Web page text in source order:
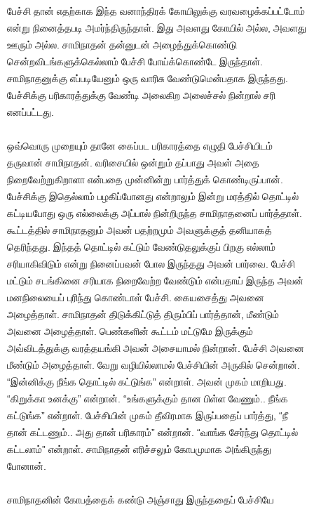
பேச்சி தான் எதற்காக இந்த வனாந்திரக் கோயிலுக்கு வரவழைக்கப்பட்டோம்
என்று நினைத்தபடி அமர்ந்திருந்தாள். இது அவளது கோயில் அல்ல, அவளது
ஊரும் அல்ல. சாமிநாதன் தன்னுடன் அழைத்துக்கொண்டு
சென்றவிடங்களுக்கெல்லாம் பேச்சி போய்க்கொண்டே இருந்தாள்.
சாமிநாதனுக்கு எப்படியேனும் ஒரு வாரிசு வேண்டுமென்பதாக இருந்தது.
பேச்சிக்கு பரிகாரத்துக்கு வேண்டி அலைகிற அலைச்சல் நின்றால் சரி
எனப்பட்டது.
ஒவ்வொரு முறையும் தானே கைப்பட பரிகாரத்தை எழுதி பேச்சியிடம்
தருவான் சாமிநாதன். வரிசையில் ஒன்றும் தப்பாது அவள் அதை
நிறைவேற்றுகிறாளா என்பதை முன்னின்று பார்த்துக் கொண்டிருப்பான்.
பேச்சிக்கு இதெல்லாம் பழகிப்போனது என்றாலும் இன்று மரத்தில் தொட்டில்
கட்டியபோது ஒரு எல்லைக்கு அப்பால் நின்றிருந்த சாமிநாதனைப் பார்த்தாள்.
கூட்டத்தில் சாமிநாதனும் அவன் பதற்றமும் அவளுக்குத் தனியாகத்
தெரிந்தது. இந்தத் தொட்டில் கட்டும் வேண்டுதலுக்குப் பிறகு எல்லாம்
சரியாகிவிடும் என்று நினைப்பவன் போல இருந்தது அவன் பார்வை. பேச்சி
மட்டும் சடங்கினை சரியாக நிறைவேற்ற வேண்டும் என்பதாய் இருந்த அவன்
மனநிலையைப் புரிந்து கொண்டாள் பேச்சி. கையசைத்து அவனை
அழைத்தாள். சாமிநாதன் திடுக்கிட்டுத் திரும்பிப் பார்த்தான், மீண்டும்
அவனை அழைத்தாள். பெண்களின் கூட்டம் மட்டுமே இருக்கும்
அவ்விடத்துக்கு வரத்தயங்கி அவன் அசையாமல் நின்றான். பேச்சி அவனை
மீண்டும் அழைத்தாள். வேறு வழியில்லாமல் பேச்சியின் அருகில் சென்றான்.
“இன்னிக்கு நீங்க தொட்டில் கட்டுங்க” என்றாள். அவன் முகம் மாறியது.
“கிறுக்கா உனக்கு” என்றான். “உங்களுக்கும் தான பிள்ள வேணும்.. நீங்க
கட்டுங்க” என்றாள். பேச்சியின் முகம் தீவிரமாக இருப்பதைப் பார்த்து, “நீ
தான் கட்டணும்.. அது தான் பரிகாரம்” என்றான். “வாங்க சேர்ந்து தொட்டில்
கட்டலாம்” என்றாள். சாமிநாதன் எரிச்சலும் கோபமுமாக அங்கிருந்து
போனான்.
சாமிநாதனின் கோபத்தைக் கண்டு அஞ்சாது இருந்ததைப் பேச்சியே